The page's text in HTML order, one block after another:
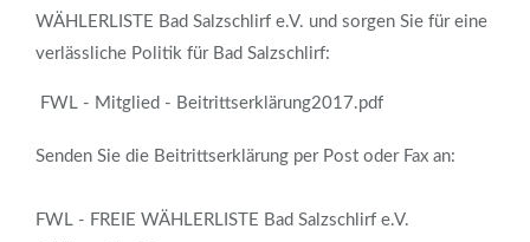
WÄHLERLISTE Bad Salzschlirf e.V. und sorgen Sie für eine
verlässliche Politik für Bad Salzschlirf:
FWL - Mitglied - Beitrittserklärung2017.pdf
Senden Sie die Beitrittserklärung per Post oder Fax an:
FWL - FREIE WÄHLERLISTE Bad Salzschlirf e.V.